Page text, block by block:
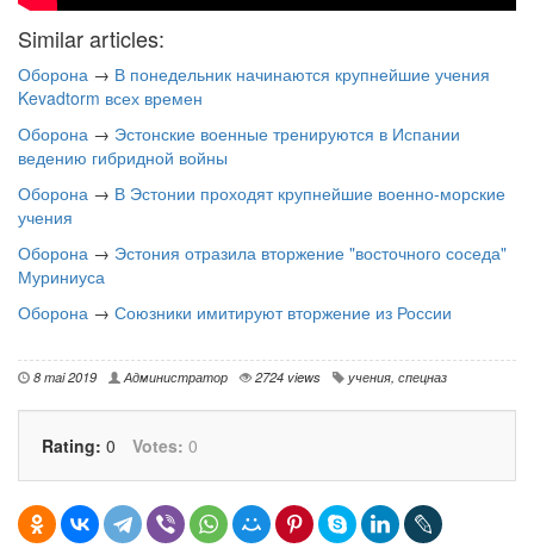
Similar articles:
Оборона → В понедельник начинаются крупнейшие учения
Kevadtorm всех времен
Оборона → Эстонские военные тренируются в Испании
ведению гибридной войны
Оборона → В Эстонии проходят крупнейшие военно-морские
учения
Оборона → Эстония отразила вторжение "восточного соседа"
Муриниуса
Оборона → Союзники имитируют вторжение из России
8 mai 2019 Администратор 2724 views учения, спецназ
Rating: 0 Votes: 0